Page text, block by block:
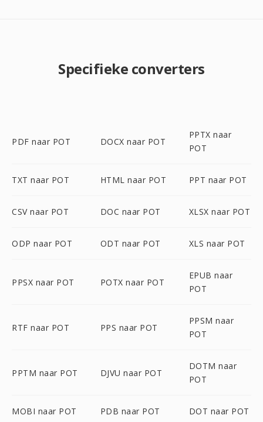
Specifieke converters
PDF naar POT DOCX naar POT
PPTX naar
POT
TXT naar POT HTML naar POT PPT naar POT
CSV naar POT DOC naar POT XLSX naar POT
ODP naar POT ODT naar POT XLS naar POT
PPSX naar POT POTX naar POT
EPUB naar
POT
RTF naar POT PPS naar POT
PPSM naar
POT
PPTM naar POT DJVU naar POT
DOTM naar
POT
MOBI naar POT PDB naar POT DOT naar POT